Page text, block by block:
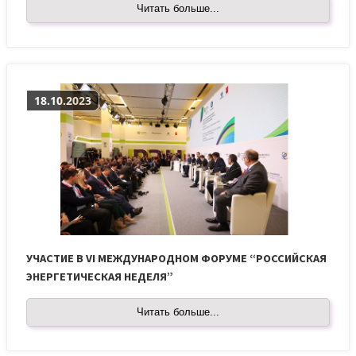
Читать больше...
18.10.2023
УЧАСТИЕ В VI МЕЖДУНАРОДНОМ ФОРУМЕ “РОССИЙСКАЯ
ЭНЕРГЕТИЧЕСКАЯ НЕДЕЛЯ”
Читать больше...